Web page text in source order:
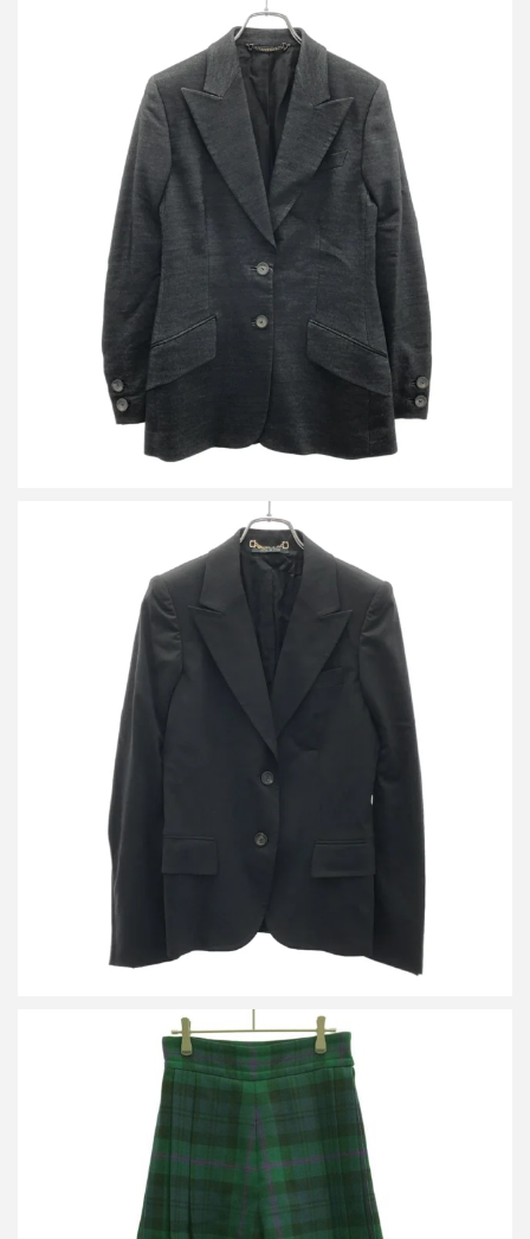
グッチ by TOM FORD 2000’s ピークドラペルジャケット&スラッ
クスパンツ セットアップスーツ
買取金額18,000円
詳しく見る
グッチ ピークドラペル2Bジャケット&スラックスパンツ セットア
ップスーツ 152686 ZN503/152704 ZN503
買取金額7,200円
詳しく見る
グッチ チェックスカート 582246 ZACNN
買取金額7,000円